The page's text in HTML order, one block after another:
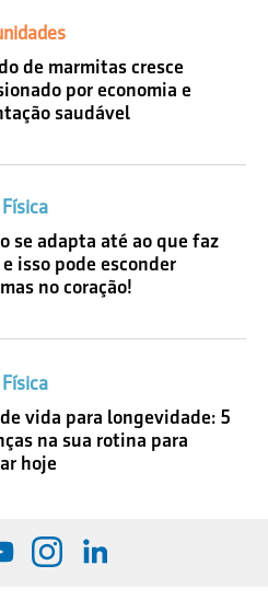
de marmitas cresce
por economia e
saudável
se adapta até ao que faz
isso pode esconder
no coração!
vida para longevidade: 5
na sua rotina para
hoje